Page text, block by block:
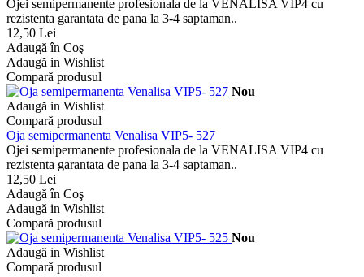
Ojei semipermanente profesionala de la VENALISA VIP4 cu
rezistenta garantata de pana la 3-4 saptaman..
12,50 Lei
Adaugă în Coş
Adaugă in Wishlist
Compară produsul
Nou
Adaugă in Wishlist
Compară produsul
Oja semipermanenta Venalisa VIP5- 527
Ojei semipermanente profesionala de la VENALISA VIP4 cu
rezistenta garantata de pana la 3-4 saptaman..
12,50 Lei
Adaugă în Coş
Adaugă in Wishlist
Compară produsul
Nou
Adaugă in Wishlist
Compară produsul